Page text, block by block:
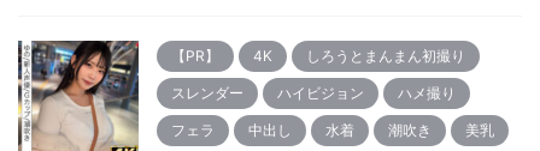
【PR】 4K しろうとまんまん初撮り
スレンダー ハイビジョン ハメ撮り
フェラ 中出し 水着 潮吹き 美乳